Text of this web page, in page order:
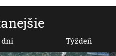
dni Týždeň